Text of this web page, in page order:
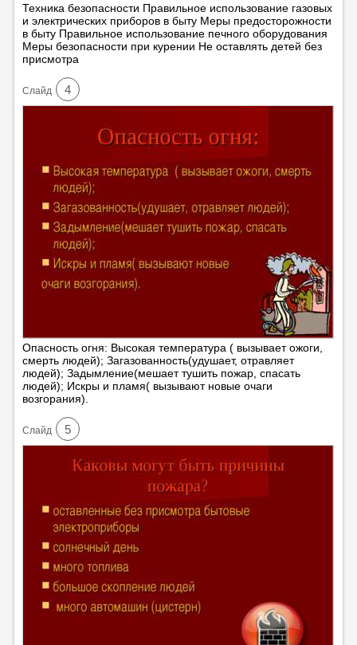
Техника безопасности Правильное использование газовых
и электрических приборов в быту Меры предосторожности
в быту Правильное использование печного оборудования
Меры безопасности при курении Не оставлять детей без
присмотра
Cлайд 4
Опасность огня: Высокая температура ( вызывает ожоги,
смерть людей); Загазованность(удушает, отравляет
людей); Задымление(мешает тушить пожар, спасать
людей); Искры и пламя( вызывают новые очаги
возгорания).
Cлайд 5